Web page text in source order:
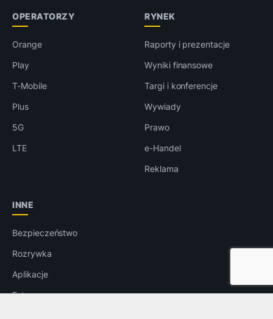
OPERATORZY
Orange
Play
T-Mobile
Plus
5G
LTE
RYNEK
Raporty i prezentacje
Wyniki finansowe
Targi i konferencje
Wywiady
Prawo
e-Handel
Reklama
INNE
Bezpieczeństwo
Rozrywka
Aplikacje
Foto